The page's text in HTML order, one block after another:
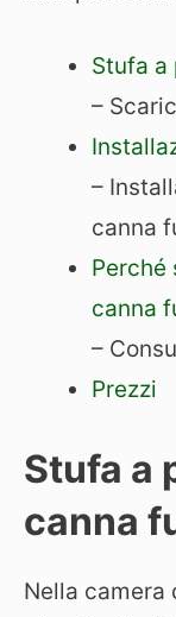
Stufa a
–
–
canna
Perché
canna
–
Prezzi
Stufa a
canna
Nella camera